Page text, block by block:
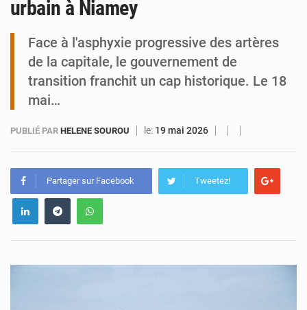
urbain à Niamey
Face à l'asphyxie progressive des artères
de la capitale, le gouvernement de
transition franchit un cap historique. Le 18
mai…
PUBLIÉ PAR HELENE SOUROU le: 19 mai 2026
Partager sur Facebook Tweetez!